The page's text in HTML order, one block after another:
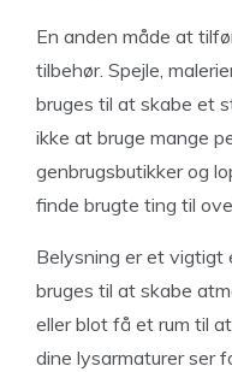
En anden måde at
tilbehør. Spejle,
bruges til at skabe et
ikke at bruge mange
genbrugsbutikker og
finde brugte ting til
Belysning er et vigtigt
bruges til at skabe
eller blot få et rum til
dine lysarmaturer ser